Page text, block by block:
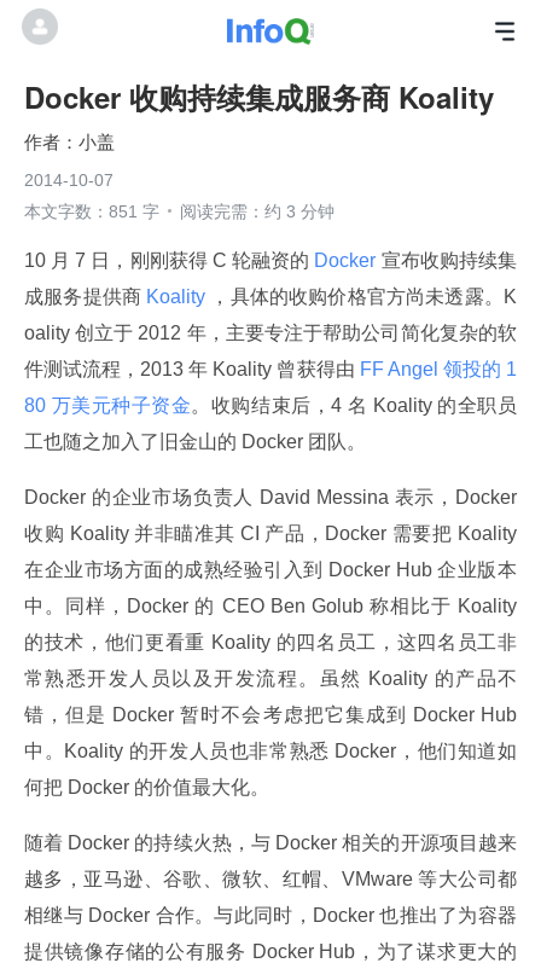
Docker 收购持续集成服务商 Koality
小盖
2014-10-07
本文字数：851 字
阅读完需：约 3 分钟
10 月 7 日，刚刚获得 C 轮融资的 Docker 宣布收购持续集
成服务提供商 Koality
，具体的收购价格官方尚未透露。K
oality 创立于 2012 年，主要专注于帮助公司简化复杂的软
件测试流程，2013 年 Koality 曾获得由 FF Angel 领投的 1
80 万美元种子资金。收购结束后，4 名 Koality 的全职员
工也随之加入了旧金山的 Docker 团队。
Docker 的企业市场负责人 David Messina 表示，Docker
收购 Koality 并非瞄准其 CI 产品，Docker 需要把 Koality
在企业市场方面的成熟经验引入到 Docker Hub 企业版本
中。同样，Docker 的 CEO Ben Golub 称相比于 Koality
的技术，他们更看重 Koality 的四名员工，这四名员工非
常熟悉开发人员以及开发流程。虽然 Koality 的产品不
错，但是 Docker 暂时不会考虑把它集成到 Docker Hub
中。Koality 的开发人员也非常熟悉 Docker，他们知道如
何把 Docker 的价值最大化。
随着 Docker 的持续火热，与 Docker 相关的开源项目越来
越多，亚马逊、谷歌、微软、红帽、VMware 等大公司都
相继与 Docker 合作。与此同时，Docker 也推出了为容器
提供镜像存储的公有服务 Docker Hub，为了谋求更大的